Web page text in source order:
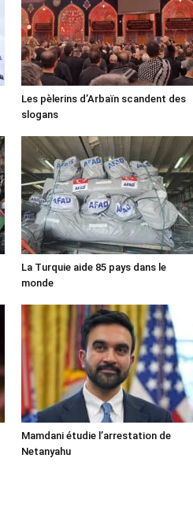
Les pèlerins d’Arbaïn scandent des
slogans
La Turquie aide 85 pays dans le
monde
Mamdani étudie l’arrestation de
Netanyahu